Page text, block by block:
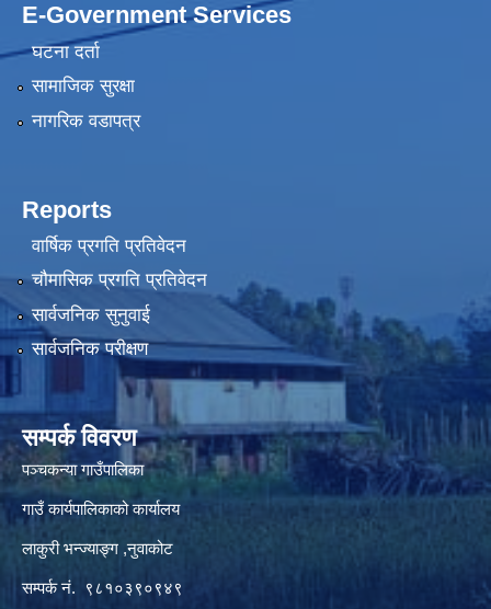
E-Government Services
घटना दर्ता
सामाजिक सुरक्षा
नागरिक वडापत्र
Reports
वार्षिक प्रगति प्रतिवेदन
चौमासिक प्रगति प्रतिवेदन
सार्वजनिक सुनुवाई
सार्वजनिक परीक्षण
सम्पर्क विवरण
पञ्‍चकन्या गाउँपालिका
गाउँ कार्यपालिकाको कार्यालय
लाकुरी भन्ज्याङ्ग ,नुवाकोट
सम्पर्क नं. ९८१०३९०९४९